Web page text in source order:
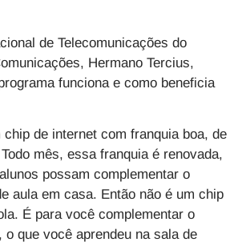
de Telecomunicações do
Hermano Tercius,
funciona e como beneficia
chip de internet com franquia boa, de
mês, essa franquia é renovada,
possam complementar o
aula em casa. Então não é um chip
É para você complementar o
o que você aprendeu na sala de